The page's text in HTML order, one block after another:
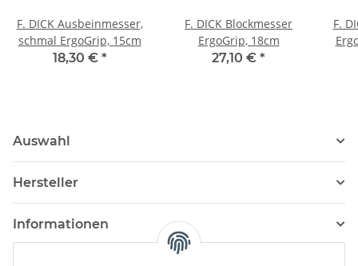
F. DICK Ausbeinmesser,
schmal ErgoGrip, 15cm
18,30 € *
F. DICK Blockmesser
ErgoGrip, 18cm
27,10 € *
F.
Auswahl
Hersteller
Informationen